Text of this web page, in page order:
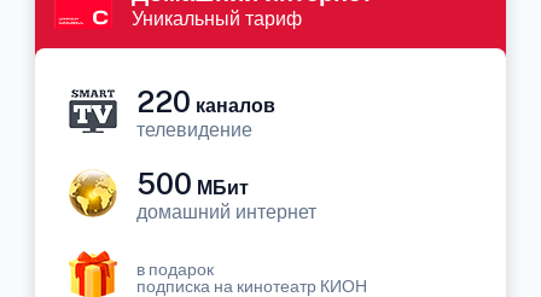
Уникальный тариф
220 каналов
телевидение
500 МБит
домашний интернет
в подарок
подписка на кинотеатр КИОН